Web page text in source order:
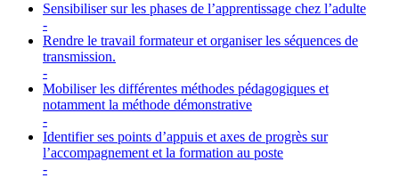
Sensibiliser sur les phases de l’apprentissage chez l’adulte
-
Rendre le travail formateur et organiser les séquences de
transmission.
-
Mobiliser les différentes méthodes pédagogiques et
notamment la méthode démonstrative
-
Identifier ses points d’appuis et axes de progrès sur
l’accompagnement et la formation au poste
-